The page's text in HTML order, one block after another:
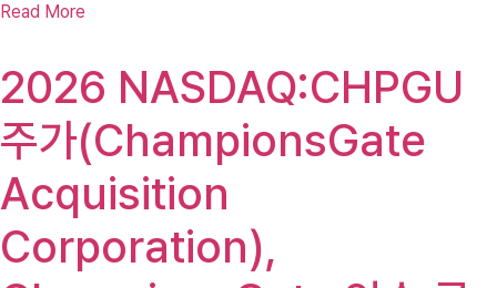
Read More
2026 NASDAQ:CHPGU
주가(ChampionsGate
Acquisition
Corporation),